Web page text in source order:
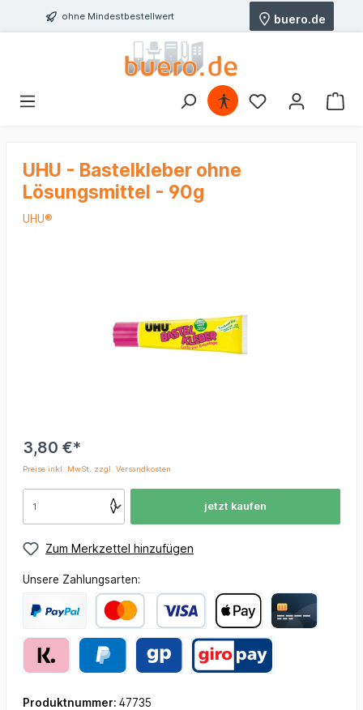
ohne Mindestbestellwert buero.de
UHU - Bastelkleber ohne
Lösungsmittel - 90g
UHU®
3,80 €*
Preise inkl. MwSt. zzgl. Versandkosten
jetzt kaufen
Zum Merkzettel hinzufügen
Unsere Zahlungsarten:
Produktnummer: 47735